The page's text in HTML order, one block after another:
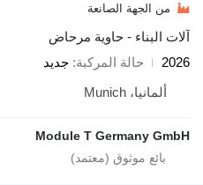
الصانعة
- حاوية مرحاض
المركبة
جديد
Module T